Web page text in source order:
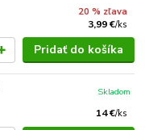
20 % zľava
3,99 €/ks
Pridať do košíka
14 €/ks
Skladom